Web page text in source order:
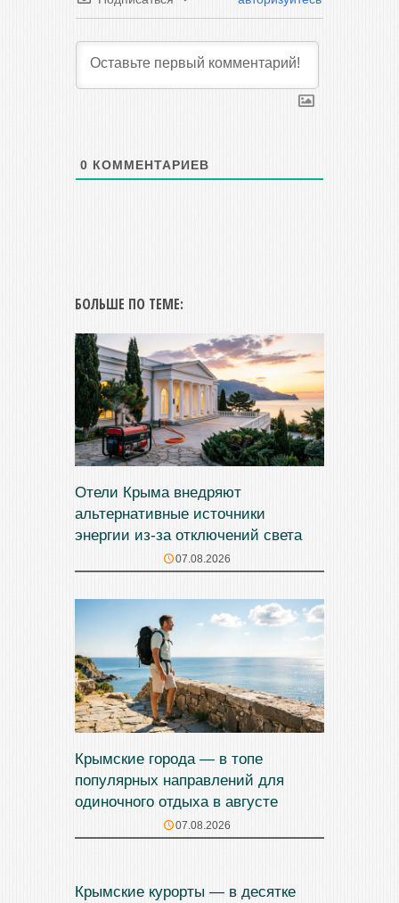
0 КОММЕНТАРИЕВ
БОЛЬШЕ ПО ТЕМЕ:
Отели Крыма внедряют
альтернативные источники
энергии из-за отключений света
07.08.2026
Крымские города — в топе
популярных направлений для
одиночного отдыха в августе
07.08.2026
Крымские курорты — в десятке